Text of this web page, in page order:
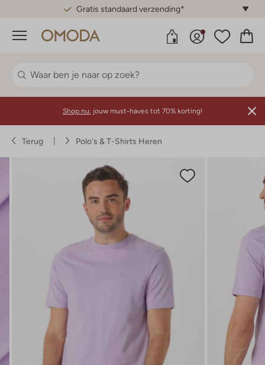
Gratis standaard verzending*
Menu
Shop nu: jouw must-haves tot 70% korting!
Terug Polo's & T-Shirts Heren